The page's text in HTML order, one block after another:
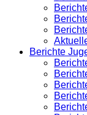
Berichte